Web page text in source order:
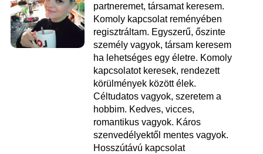
partneremet, társamat keresem.
Komoly kapcsolat reményében
regisztráltam. Egyszerű, őszinte
személy vagyok, társam keresem
ha lehetséges egy életre. Komoly
kapcsolatot keresek, rendezett
körülmények között élek.
Céltudatos vagyok, szeretem a
hobbim. Kedves, vicces,
romantikus vagyok. Káros
szenvedélyektől mentes vagyok.
Hosszútávú kapcsolat